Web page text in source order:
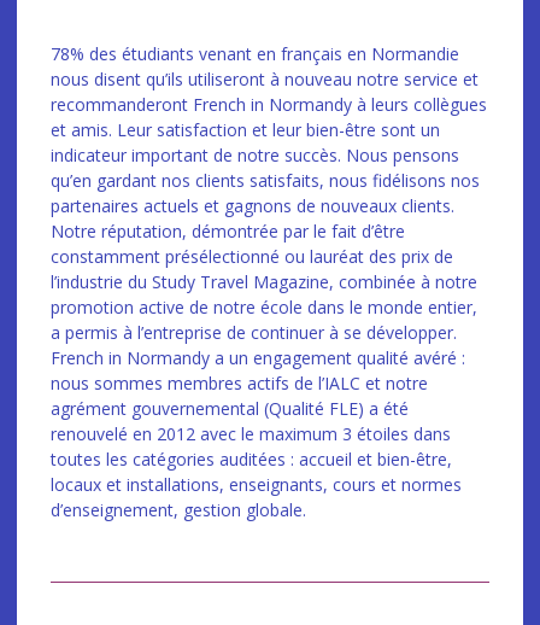
78% des étudiants venant en français en Normandie
nous disent qu’ils utiliseront à nouveau notre service et
recommanderont French in Normandy à leurs collègues
et amis. Leur satisfaction et leur bien-être sont un
indicateur important de notre succès. Nous pensons
qu’en gardant nos clients satisfaits, nous fidélisons nos
partenaires actuels et gagnons de nouveaux clients.
Notre réputation, démontrée par le fait d’être
constamment présélectionné ou lauréat des prix de
l’industrie du Study Travel Magazine, combinée à notre
promotion active de notre école dans le monde entier,
a permis à l’entreprise de continuer à se développer.
French in Normandy a un engagement qualité avéré :
nous sommes membres actifs de l’IALC et notre
agrément gouvernemental (Qualité FLE) a été
renouvelé en 2012 avec le maximum 3 étoiles dans
toutes les catégories auditées : accueil et bien-être,
locaux et installations, enseignants, cours et normes
d’enseignement, gestion globale.